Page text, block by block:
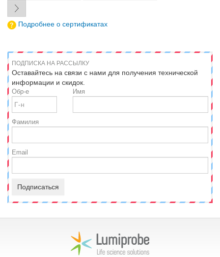
Подробнее о сертификатах
ПОДПИСКА НА РАССЫЛКУ
Оставайтесь на связи с нами для получения технической
информации и скидок.
Обр-е Имя
Фамилия
Email
Подписаться